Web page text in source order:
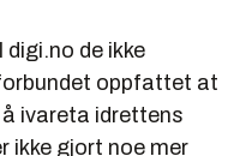
de ikke
oppfattet at
ivareta idrettens
ikke gjort noe mer